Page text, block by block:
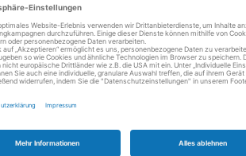
HiFi-Geräte